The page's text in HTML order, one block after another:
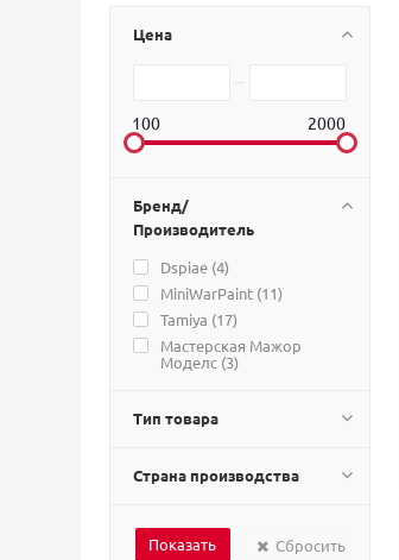
Цена
100 2000
Бренд/
Производитель
Dspiae (4)
MiniWarPaint (11)
Tamiya (17)
Мастерская Мажор
Моделс (3)
Тип товара
Страна производства
Сбросить